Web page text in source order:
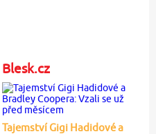
Blesk.cz
Tajemství Gigi Hadidové a